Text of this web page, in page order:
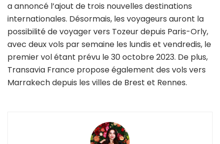
a annoncé l’ajout de trois nouvelles destinations
internationales. Désormais, les voyageurs auront la
possibilité de voyager vers Tozeur depuis Paris-Orly,
avec deux vols par semaine les lundis et vendredis, le
premier vol étant prévu le 30 octobre 2023. De plus,
Transavia France propose également des vols vers
Marrakech depuis les villes de Brest et Rennes.